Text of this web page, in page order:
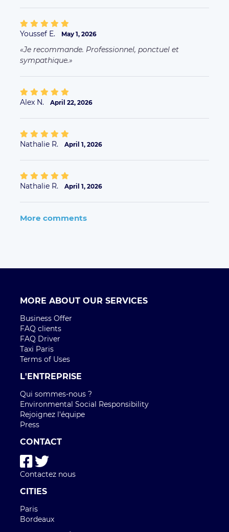
Nathalie R. April 1, 2026
More comments
MORE ABOUT OUR SERVICES
Business Offer
FAQ clients
FAQ Driver
Taxi Paris
Terms of Uses
Qui sommes-nous ?
Contactez nous
Paris
Bordeaux
TRAJETS AÉROPORT
Aéroport Roissy Charles de Gaulle
Aéroport Beauvais Tillé
Aéroport Nice côte d'Azur
Aéroport Lyon Saint-Exupéry
Aéroport Bordeaux Mérignac
Aéroport Marseille Provence